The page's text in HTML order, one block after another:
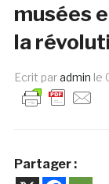
musées
la
Ecrit paradmin le
Partager :